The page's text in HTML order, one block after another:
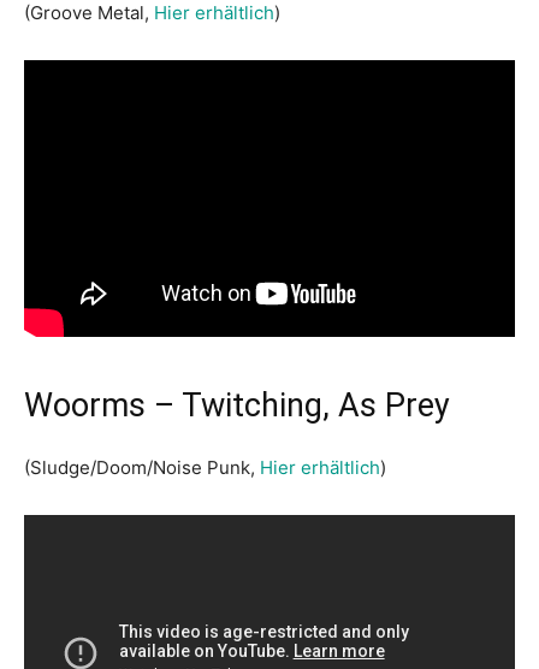
(Groove Metal, Hier erhältlich)
Woorms – Twitching, As Prey
(Sludge/Doom/Noise Punk, Hier erhältlich)